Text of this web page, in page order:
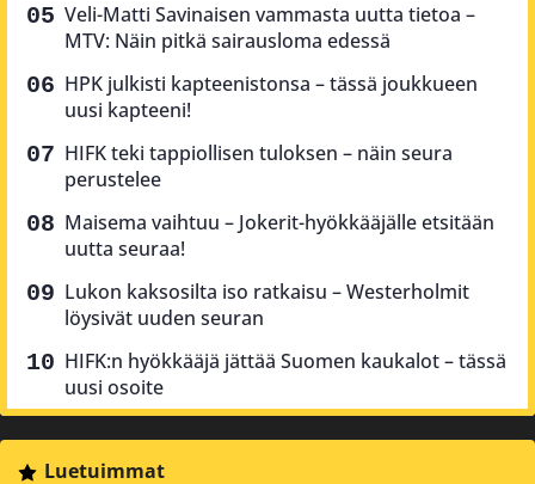
Veli-Matti Savinaisen vammasta uutta tietoa –
MTV: Näin pitkä sairausloma edessä
HPK julkisti kapteenistonsa – tässä joukkueen
uusi kapteeni!
HIFK teki tappiollisen tuloksen – näin seura
perustelee
Maisema vaihtuu – Jokerit-hyökkääjälle etsitään
uutta seuraa!
Lukon kaksosilta iso ratkaisu – Westerholmit
löysivät uuden seuran
HIFK:n hyökkääjä jättää Suomen kaukalot – tässä
uusi osoite
Luetuimmat